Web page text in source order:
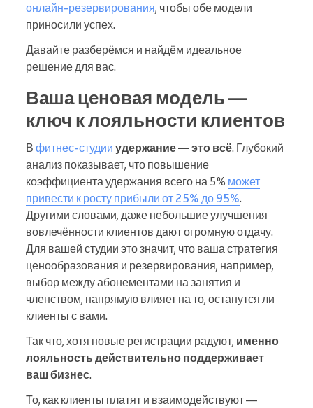
онлайн-резервирования, чтобы обе модели
приносили успех.
Давайте разберёмся и найдём идеальное
решение для вас.
Ваша ценовая модель —
ключ к лояльности клиентов
В фитнес-студии удержание — это всё. Глубокий
анализ показывает, что повышение
коэффициента удержания всего на 5% может
привести к росту прибыли от 25% до 95%.
Другими словами, даже небольшие улучшения
вовлечённости клиентов дают огромную отдачу.
Для вашей студии это значит, что ваша стратегия
ценообразования и резервирования, например,
выбор между абонементами на занятия и
членством, напрямую влияет на то, останутся ли
клиенты с вами.
Так что, хотя новые регистрации радуют, именно
лояльность действительно поддерживает
ваш бизнес.
То, как клиенты платят и взаимодействуют —